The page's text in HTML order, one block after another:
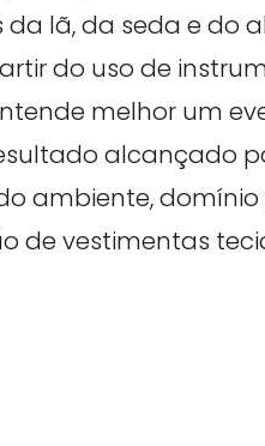
da lã, da seda e do
do uso de
melhor um
alcançado
ambiente,
de vestimentas